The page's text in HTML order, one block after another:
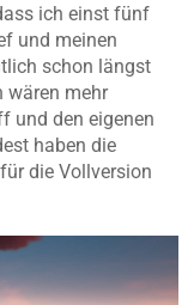
ich einst fünf
und meinen
schon längst
wären mehr
und den eigenen
haben die
die Vollversion